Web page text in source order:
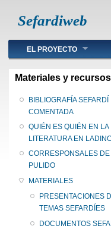
Sefardiweb
Main menu
EL PROYECTO
Materiales y recursos
BIBLIOGRAFÍA SEFARDÍ
COMENTADA
QUIÉN ES QUIÉN EN LA
LITERATURA EN
CORRESPONSALES
PULIDO
MATERIALES
PRESENTACIONES
TEMAS SEFARDÍES
DOCUMENTOS